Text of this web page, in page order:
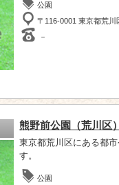
公園
〒116-0001 東京都荒川
－
熊野前公園（荒川区）
東京都荒川区にある都
す。
公園